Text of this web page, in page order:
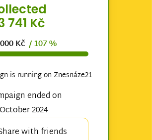
741 Kč
Kč / 107 %
is running on Znesnáze21
ended on
2024
with friends